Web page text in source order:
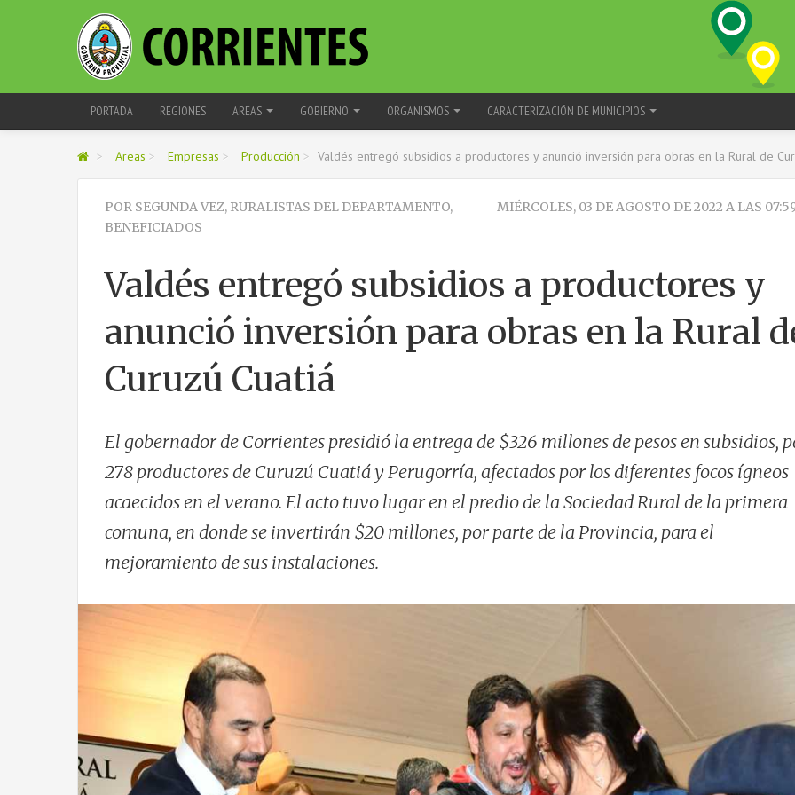
PORTADA REGIONES AREAS GOBIERNO ORGANISMOS CARACTERIZACIÓN DE MUNICIPIOS
> Areas > Empresas > Producción > Valdés entregó subsidios a productores y anunció inversión para obras en la Rural de
POR SEGUNDA VEZ, RURALISTAS DEL DEPARTAMENTO,
BENEFICIADOS
MIÉRCOLES, 03 DE AGOSTO DE 2022 A LAS
Valdés entregó subsidios a productores y
anunció inversión para obras en la Rural
Curuzú Cuatiá
El gobernador de Corrientes presidió la entrega de $326 millones de pesos en subsidios,
278 productores de Curuzú Cuatiá y Perugorría, afectados por los diferentes focos ígneos
acaecidos en el verano. El acto tuvo lugar en el predio de la Sociedad Rural de la primera
comuna, en donde se invertirán $20 millones, por parte de la Provincia, para el
mejoramiento de sus instalaciones.